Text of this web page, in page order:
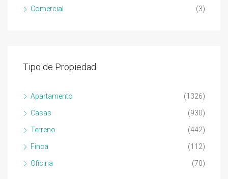
Comercial (3)
Tipo de Propiedad
Apartamento (1326)
Casas (930)
Terreno (442)
Finca (112)
Oficina (70)